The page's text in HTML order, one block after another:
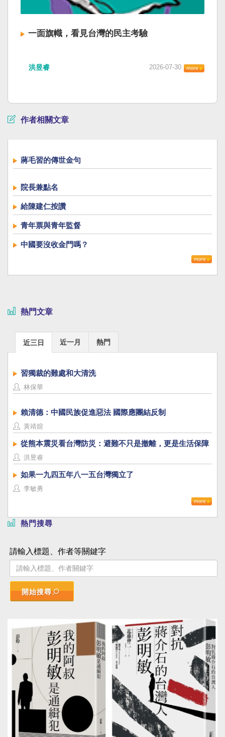
一面旗幟，看見台灣的民主考驗
洪昱睿 2026-07-30
作者相關文章
蔣毛習的傳世金句
院長兼點名
給陳建仁按讚
青年票與青年監督
中國要沒收金門嗎？
熱門文章
近三日 近一月 熱門
習獨裁的難處和大清洗
林保華
賴清德：中國民族促進惡法 國際應團結反制
黃靖媗
從熊本震災看台灣防災：避難不只是撤離，更是生活保障
洪昱睿
如果一九四五年八一五台灣獨立了
李敏勇
熱門搜尋
請輸入標題、作者等關鍵字
開始搜尋